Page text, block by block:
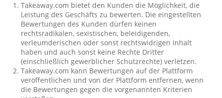
Takeaway.com bietet den Kunden die Möglichkeit, die
Leistung des Geschäfts zu bewerten. Die eingestellten
Bewertungen des Kunden dürfen keinen
rechtsradikalen, sexistischen, beleidigenden,
verleumderischen oder sonst rechtswidrigen Inhalt
haben und auch sonst keine Rechte Dritter
(einschließlich gewerblicher Schutzrechte) verletzen.
Takeaway.com kann Bewertungen auf der Plattform
veröffentlichen und von der Plattform entfernen, wenn
die Bewertungen gegen die vorgenannten Kriterien